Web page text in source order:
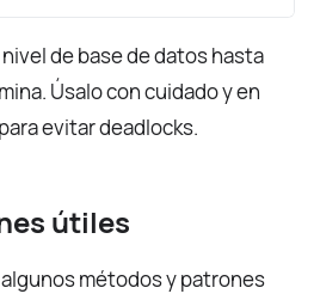
de base de datos hasta
Úsalo con cuidado y en
evitar deadlocks.
útiles
métodos y patrones